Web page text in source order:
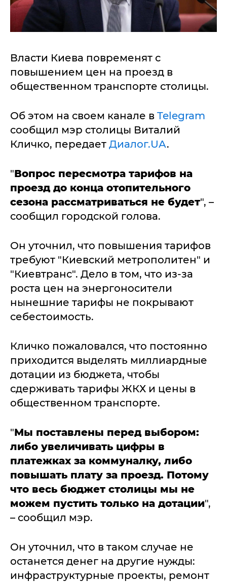
Власти Киева повременят с
повышением цен на проезд в
общественном транспорте столицы.
Об этом на своем канале в Telegram
сообщил мэр столицы Виталий
Кличко, передает Диалог.UA.
"Вопрос пересмотра тарифов на
проезд до конца отопительного
сезона рассматриваться не будет", –
сообщил городской голова.
Он уточнил, что повышения тарифов
требуют "Киевский метрополитен" и
"Киевтранс". Дело в том, что из-за
роста цен на энергоносители
нынешние тарифы не покрывают
себестоимость.
Кличко пожаловался, что постоянно
приходится выделять миллиардные
дотации из бюджета, чтобы
сдерживать тарифы ЖКХ и цены в
общественном транспорте.
"Мы поставлены перед выбором:
либо увеличивать цифры в
платежках за коммуналку, либо
повышать плату за проезд. Потому
что весь бюджет столицы мы не
можем пустить только на дотации",
– сообщил мэр.
Он уточнил, что в таком случае не
останется денег на другие нужды:
инфраструктурные проекты, ремонт